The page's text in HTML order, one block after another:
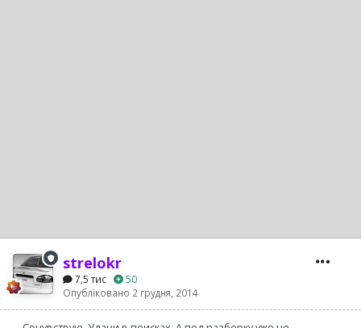
strelokr
7,5 тис
50
Опубліковано 2 грудня, 2014